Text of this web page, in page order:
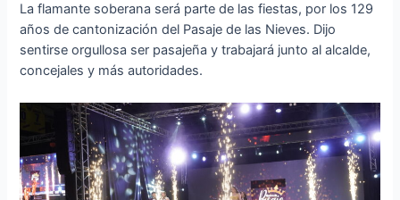
La flamante soberana será parte de las fiestas, por los 129
años de cantonización del Pasaje de las Nieves. Dijo
sentirse orgullosa ser pasajeña y trabajará junto al alcalde,
concejales y más autoridades.